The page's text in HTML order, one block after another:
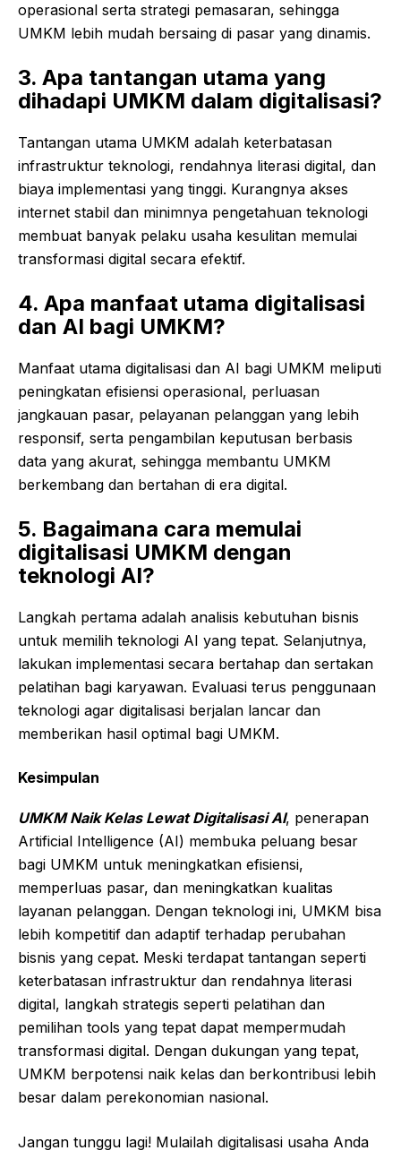
operasional serta strategi pemasaran, sehingga
UMKM lebih mudah bersaing di pasar yang dinamis.
3. Apa tantangan utama yang
dihadapi UMKM dalam digitalisasi?
Tantangan utama UMKM adalah keterbatasan
infrastruktur teknologi, rendahnya literasi digital, dan
biaya implementasi yang tinggi. Kurangnya akses
internet stabil dan minimnya pengetahuan teknologi
membuat banyak pelaku usaha kesulitan memulai
transformasi digital secara efektif.
4. Apa manfaat utama digitalisasi
dan AI bagi UMKM?
Manfaat utama digitalisasi dan AI bagi UMKM meliputi
peningkatan efisiensi operasional, perluasan
jangkauan pasar, pelayanan pelanggan yang lebih
responsif, serta pengambilan keputusan berbasis
data yang akurat, sehingga membantu UMKM
berkembang dan bertahan di era digital.
5. Bagaimana cara memulai
digitalisasi UMKM dengan
teknologi AI?
Langkah pertama adalah analisis kebutuhan bisnis
untuk memilih teknologi AI yang tepat. Selanjutnya,
lakukan implementasi secara bertahap dan sertakan
pelatihan bagi karyawan. Evaluasi terus penggunaan
teknologi agar digitalisasi berjalan lancar dan
memberikan hasil optimal bagi UMKM.
Kesimpulan
UMKM Naik Kelas Lewat Digitalisasi AI, penerapan
Artificial Intelligence (AI) membuka peluang besar
bagi UMKM untuk meningkatkan efisiensi,
memperluas pasar, dan meningkatkan kualitas
layanan pelanggan. Dengan teknologi ini, UMKM bisa
lebih kompetitif dan adaptif terhadap perubahan
bisnis yang cepat. Meski terdapat tantangan seperti
keterbatasan infrastruktur dan rendahnya literasi
digital, langkah strategis seperti pelatihan dan
pemilihan tools yang tepat dapat mempermudah
transformasi digital. Dengan dukungan yang tepat,
UMKM berpotensi naik kelas dan berkontribusi lebih
besar dalam perekonomian nasional.
Jangan tunggu lagi! Mulailah digitalisasi usaha Anda